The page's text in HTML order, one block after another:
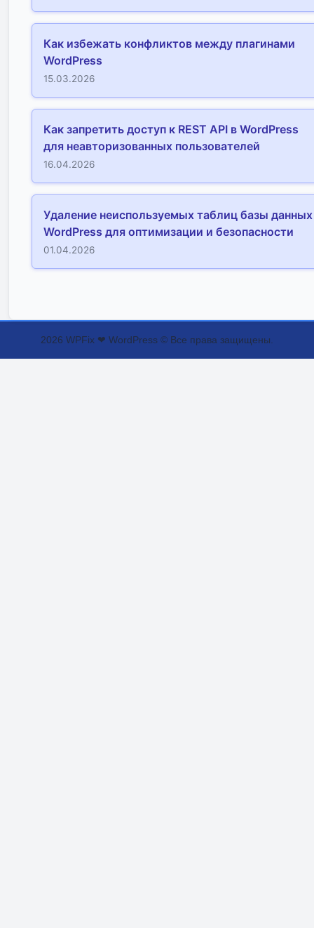
Как избежать конфликтов между плагинами
WordPress
15.03.2026
Как запретить доступ к REST API в WordPress
для неавторизованных пользователей
16.04.2026
Удаление неиспользуемых таблиц базы данных
WordPress для оптимизации и безопасности
01.04.2026
2026 WPFix ❤ WordPress © Все права защищены.